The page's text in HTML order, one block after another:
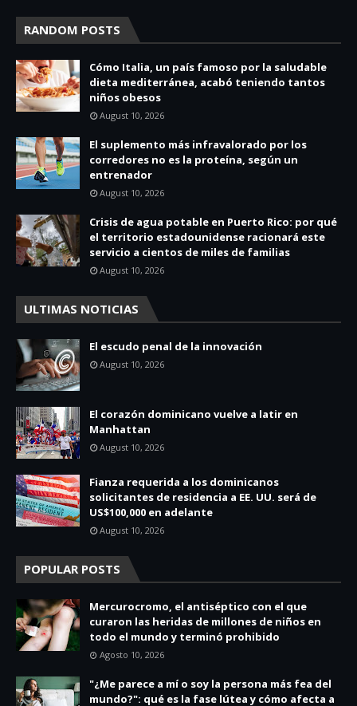
RANDOM POSTS
Cómo Italia, un país famoso por la saludable
dieta mediterránea, acabó teniendo tantos
niños obesos
August 10, 2026
El suplemento más infravalorado por los
corredores no es la proteína, según un
entrenador
August 10, 2026
Crisis de agua potable en Puerto Rico: por qué
el territorio estadounidense racionará este
servicio a cientos de miles de familias
August 10, 2026
ULTIMAS NOTICIAS
El escudo penal de la innovación
August 10, 2026
El corazón dominicano vuelve a latir en
Manhattan
August 10, 2026
Fianza requerida a los dominicanos
solicitantes de residencia a EE. UU. será de
US$100,000 en adelante
August 10, 2026
POPULAR POSTS
Mercurocromo, el antiséptico con el que
curaron las heridas de millones de niños en
todo el mundo y terminó prohibido
Agosto 10, 2026
"¿Me parece a mí o soy la persona más fea del
mundo?": qué es la fase lútea y cómo afecta a